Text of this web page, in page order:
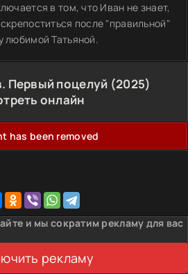
в том, что Иван не знает,
после "правильной"
любимой Татьяной.
Первый поцелуй (2025)
онлайн
has been removed
и мы сократим рекламу для вас
рекламу